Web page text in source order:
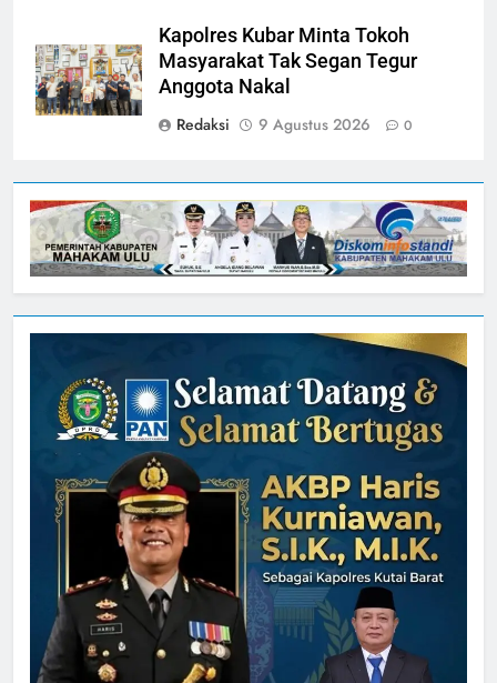
Kapolres Kubar Minta Tokoh
Masyarakat Tak Segan Tegur
Anggota Nakal
Redaksi
9 Agustus 2026 0